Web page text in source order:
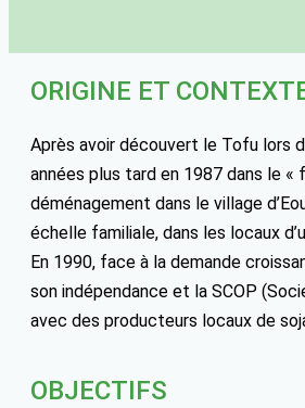
ORIGINE ET
Après avoir découvert le Tofu lors
années plus tard en 1987 dans le «
déménagement dans le village
échelle familiale, dans les locaux
En 1990, face à la demande
son indépendance et la SCOP
avec des producteurs locaux de
OBJECTIFS